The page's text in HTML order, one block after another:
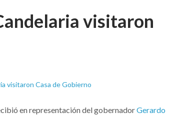
visitaron
en representación del gobernadorGerardo